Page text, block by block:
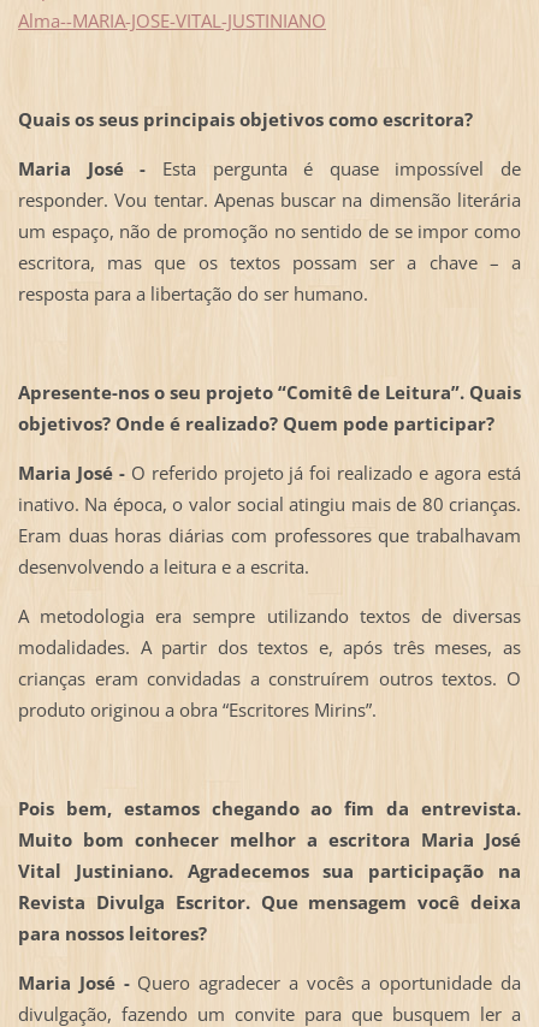
Alma--MARIA-JOSE-VITAL-JUSTINIANO
Quais os seus principais objetivos como escritora?
Maria José - Esta pergunta é quase impossível de
responder. Vou tentar. Apenas buscar na dimensão literária
um espaço, não de promoção no sentido de se impor como
escritora, mas que os textos possam ser a chave – a
resposta para a libertação do ser humano.
Apresente-nos o seu projeto “Comitê de Leitura”. Quais
objetivos? Onde é realizado? Quem pode participar?
Maria José - O referido projeto já foi realizado e agora está
inativo. Na época, o valor social atingiu mais de 80 crianças.
Eram duas horas diárias com professores que trabalhavam
desenvolvendo a leitura e a escrita.
A metodologia era sempre utilizando textos de diversas
modalidades. A partir dos textos e, após três meses, as
crianças eram convidadas a construírem outros textos. O
produto originou a obra “Escritores Mirins”.
Pois bem, estamos chegando ao fim da entrevista.
Muito bom conhecer melhor a escritora Maria José
Vital Justiniano. Agradecemos sua participação na
Revista Divulga Escritor. Que mensagem você deixa
para nossos leitores?
Maria José - Quero agradecer a vocês a oportunidade da
divulgação, fazendo um convite para que busquem ler a